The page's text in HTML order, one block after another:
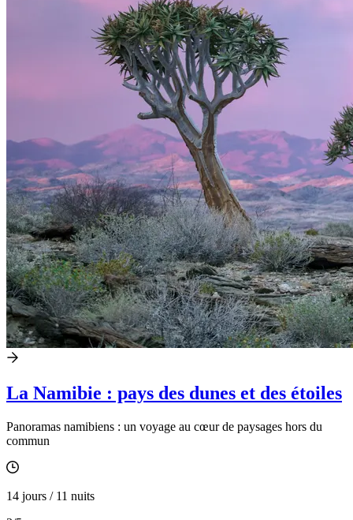
La Namibie : pays des dunes et des étoiles
Panoramas namibiens : un voyage au cœur de paysages hors du
commun
14 jours / 11 nuits